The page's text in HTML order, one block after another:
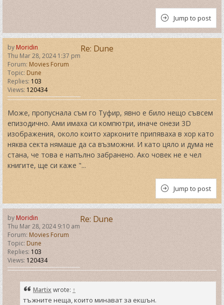
Jump to post
byMoridin
Thu Mar 28, 2024 1:37 pm
Forum:Movies Forum
Topic:Dune
Replies:103
Views:120434
Re: Dune
Може, пропуснала съм го Туфир, явно е било нещо съвсем
епизодично. Ами имаха си компютри, иначе онези 3D
изображения, около които харконите припяваха в хор като
няква секта нямаше да са възможни. И като цяло и дума не
стана, че това е напълно забранено. Ако човек не е чел
книгите, ще си каже "...
Jump to post
byMoridin
Thu Mar 28, 2024 9:10 am
Forum:Movies Forum
Topic:Dune
Replies:103
Views: 120434
Re: Dune
Martix wrote: ↑
тъжните неща, които минават за екшън.